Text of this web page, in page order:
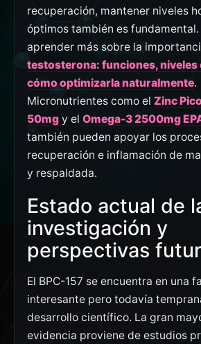
recuperación, mantener niveles
óptimos también es fundamental.
aprender más sobre la
testosterona: funciones, niveles
cómo optimizarla naturalmente.
Micronutrientes como el Zinc
50mg y el Omega-3 2500mg
también pueden apoyar los
recuperación e inflamación de
y respaldada.
Estado actual de
investigación y
perspectivas
El BPC-157 se encuentra en una
interesante pero todavía
desarrollo científico. La gran
evidencia proviene de estudios